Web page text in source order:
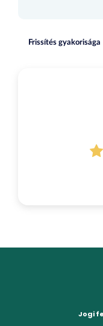
Frissítés gyakorisága
Jogi